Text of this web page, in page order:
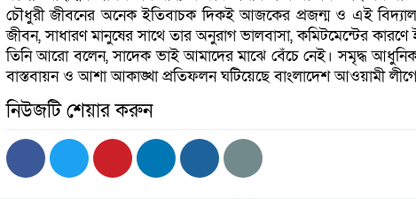
চৌধুরী জীবনের অনেক ইতিবাচক দিকই আজকের প্রজন্ম ও এই
জীবন, সাধারণ মানুষের সাথে তার অনুরাগ ভালবাসা, কমিটমেন্টের
তিনি আরো বলেন, সাদেক ভাই আমাদের মাঝে বেঁচে নেই। সমৃদ্ধ আধুনিক
বাস্তবায়ন ও আশা আকাঙ্খা প্রতিফলন ঘটিয়েছে বাংলাদেশ আওয়ামী
নিউজটি শেয়ার করুন